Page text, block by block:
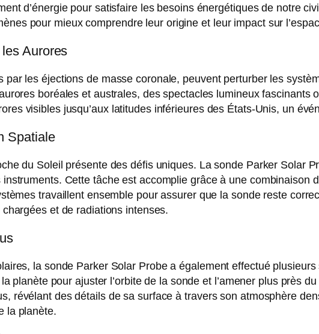
d’énergie pour satisfaire les besoins énergétiques de notre
pour mieux comprendre leur origine et leur impact sur
Aurores
par les éjections de masse coronale, peuvent perturber les
boréales et australes, des spectacles lumineux
visibles jusqu’aux latitudes inférieures des États-Unis, un
Spatiale
du Soleil présente des défis uniques. La sonde Parker Solar
Cette tâche est accomplie grâce à une combinaison
travaillent ensemble pour assurer que la sonde reste
chargées et de radiations intenses.
la sonde Parker Solar Probe a également effectué
planète pour ajuster l’orbite de la sonde et l’amener plus près
révélant des détails de sa surface à travers son atmosphère
la planète.